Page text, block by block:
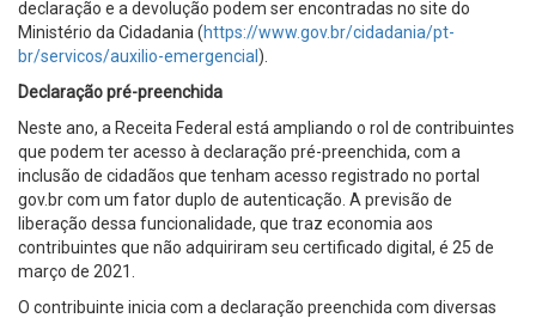
declaração e a devolução podem ser encontradas no site do
Ministério da Cidadania (https://www.gov.br/cidadania/pt-
br/servicos/auxilio-emergencial ).
Declaração pré-preenchida
Neste ano, a Receita Federal está ampliando o rol de contribuintes
que podem ter acesso à declaração pré-preenchida, com a
inclusão de cidadãos que tenham acesso registrado no portal
gov.br com um fator duplo de autenticação. A previsão de
liberação dessa funcionalidade, que traz economia aos
contribuintes que não adquiriram seu certificado digital, é 25 de
março de 2021.
O contribuinte inicia com a declaração preenchida com diversas